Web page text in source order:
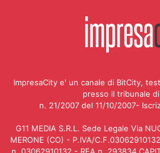
ImpresaCity e' un canale di BitCity,
presso il tribunale
n. 21/2007 del 11/10/2007-
G11 MEDIA S.R.L. Sede Legale Via
MERONE (CO) - P.IVA/
n. 03062910132 - REA n. 293834